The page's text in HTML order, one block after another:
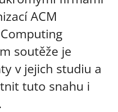
ACM
soutěže je
v jejich studiu a
tuto snahu i